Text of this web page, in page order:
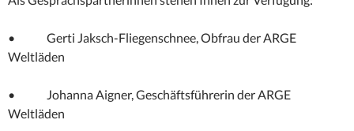
• Gerti Jaksch-Fliegenschnee, Obfrau der ARGE
Weltläden
• Johanna Aigner, Geschäftsführerin der ARGE
Weltläden